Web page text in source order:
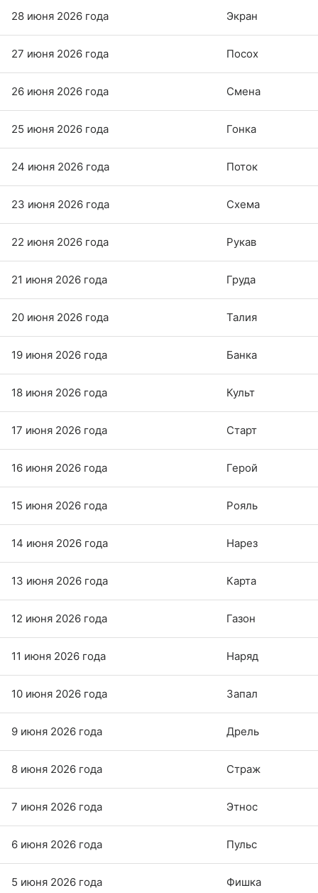
28 июня 2026 года Экран
27 июня 2026 года Посох
26 июня 2026 года Смена
25 июня 2026 года Гонка
24 июня 2026 года Поток
23 июня 2026 года Схема
22 июня 2026 года Рукав
21 июня 2026 года Груда
20 июня 2026 года Талия
19 июня 2026 года Банка
18 июня 2026 года Культ
17 июня 2026 года Старт
16 июня 2026 года Герой
15 июня 2026 года Рояль
14 июня 2026 года Нарез
13 июня 2026 года Карта
12 июня 2026 года Газон
11 июня 2026 года Наряд
10 июня 2026 года Запал
9 июня 2026 года Дрель
8 июня 2026 года Страж
7 июня 2026 года Этнос
6 июня 2026 года Пульс
5 июня 2026 года Фишка